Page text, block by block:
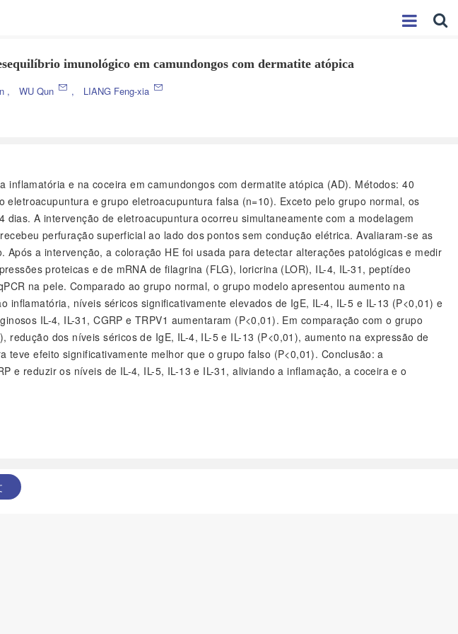
imunológico em camundongos com dermatite atópica
, WU Qun ,
LIANG Feng-xia
e na coceira em camundongos com dermatite atópica (AD). Métodos: 40
e grupo eletroacupuntura falsa (n=10). Exceto pelo grupo normal, os
A intervenção de eletroacupuntura ocorreu simultaneamente com a modelagem
perfuração superficial ao lado dos pontos sem condução elétrica. Avaliaram-se as
a intervenção, a coloração HE foi usada para detectar alterações patológicas e medir
proteicas e de mRNA de filagrina (FLG), loricrina (LOR), IL-4, IL-31, peptídeo
na pele. Comparado ao grupo normal, o grupo modelo apresentou aumento na
níveis séricos significativamente elevados de IgE, IL-4, IL-5 e IL-13 (P<0,01) e
IL-4, IL-31, CGRP e TRPV1 aumentaram (P<0,01). Em comparação com o grupo
dos níveis séricos de IgE, IL-4, IL-5 e IL-13 (P<0,01), aumento na expressão de
efeito significativamente melhor que o grupo falso (P<0,01). Conclusão: a
e reduzir os níveis de IL-4, IL-5, IL-13 e IL-31, aliviando a inflamação, a coceira e o